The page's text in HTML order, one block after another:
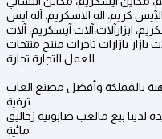
كريم، اله الاسكريم، آله ايس
ابزارآلات،آلات آيسكريم، آلات
بازار بازارات تاجرات منتج منتجات
للعمل للتجارة تجارة
بالمملكة وأفضل مصنع العاب
ترفية
بيع مالعب صابونية زحاليق
مائية